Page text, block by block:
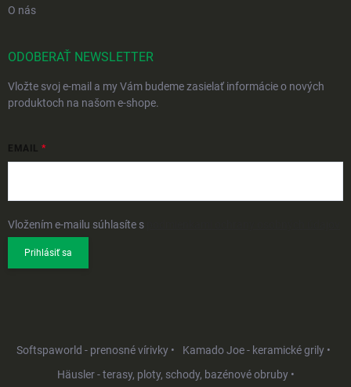
O nás
ODOBERAŤ NEWSLETTER
Vložte svoj e-mail a my Vám budeme zasielať informácie o nových
produktoch na našom e-shope.
EMAIL
Vložením e-mailu súhlasíte s
Prihlásiť sa
Softspaworld - prenosné vírivky •
Kamado Joe - keramické grily •
Häusler - terasy, ploty, schody, bazénové obruby •